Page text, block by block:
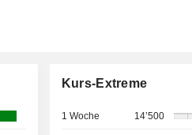
Kurs-Extreme
1 Woche 14’500